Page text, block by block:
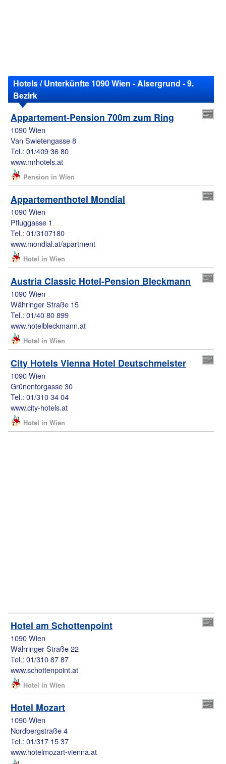
Hotels / Unterkünfte 1090 Wien - Alsergrund - 9.
Bezirk
Appartement-Pension 700m zum Ring
1090 Wien
Van Swietengasse 8
Tel.: 01/409 36 80
www.mrhotels.at
Pension in Wien
Appartementhotel Mondial
1090 Wien
Pfluggasse 1
Tel.: 01/3107180
www.mondial.at/apartment
Hotel in Wien
Austria Classic Hotel-Pension Bleckmann
1090 Wien
Währinger Straße 15
Tel.: 01/40 80 899
www.hotelbleckmann.at
Hotel in Wien
City Hotels Vienna Hotel Deutschmeister
1090 Wien
Grünentorgasse 30
Tel.: 01/310 34 04
www.city-hotels.at
Hotel in Wien
Hotel am Schottenpoint
1090 Wien
Währinger Straße 22
Tel.: 01/310 87 87
www.schottenpoint.at
Hotel in Wien
Hotel Mozart
1090 Wien
Nordbergstraße 4
Tel.: 01/317 15 37
www.hotelmozart-vienna.at